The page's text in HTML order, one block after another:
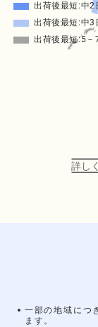
出荷後最短:中2
出荷後最短:中3
出荷後最短:5－
詳し
一部の地域につ
ます。